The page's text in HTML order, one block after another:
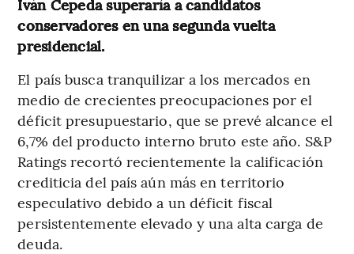
Iván Cepeda superaría a candidatos
conservadores en una segunda vuelta
presidencial.
El país busca tranquilizar a los mercados en
medio de crecientes preocupaciones por el
déficit presupuestario, que se prevé alcance el
6,7% del producto interno bruto este año. S&P
Ratings recortó recientemente la calificación
crediticia del país aún más en territorio
especulativo debido a un déficit fiscal
persistentemente elevado y una alta carga de
deuda.